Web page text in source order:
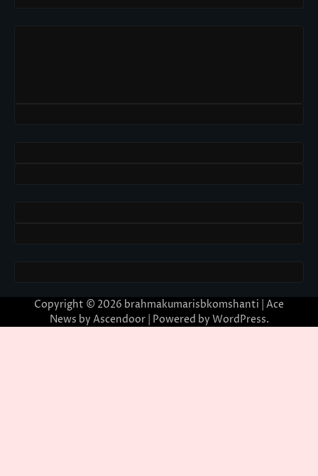
Copyright © 2026 brahmakumarisbkomshanti | Ace
News by Ascendoor| Powered by WordPress.